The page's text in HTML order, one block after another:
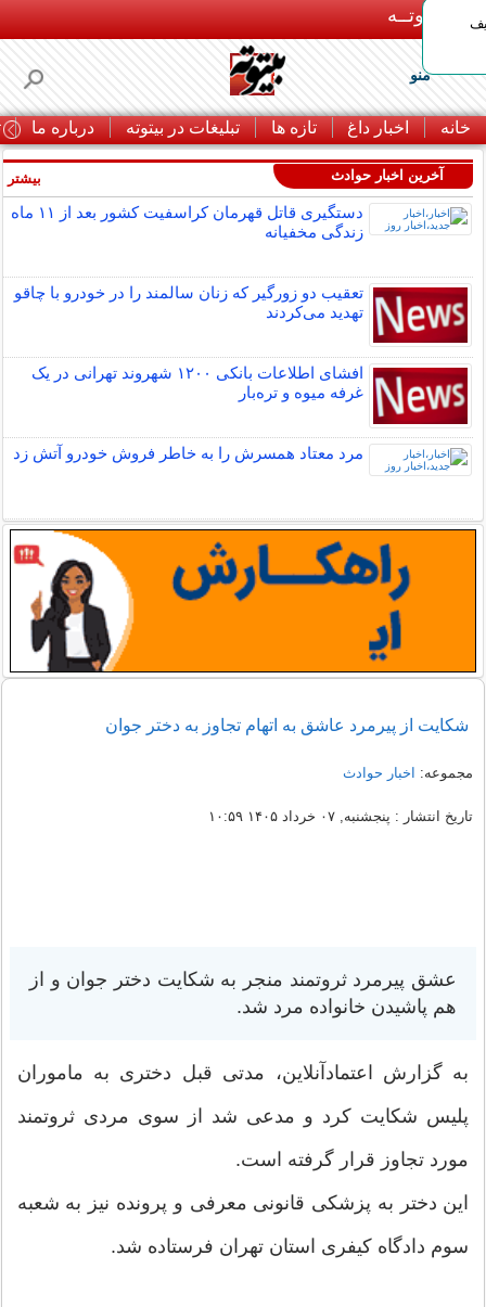
بـیتوتــه
منو
خانه اخبار داغ تازه ها تبلیغات در بیتوته درباره ما
آخرین اخبار حوادث
دستگیری قاتل قهرمان کراسفیت کشور بعد از ۱۱ ماه
زندگی مخفیانه
تعقیب دو زورگیر که زنان سالمند را در خودرو با چاقو
تهدید می‌کردند
افشای اطلاعات بانکی ۱۲۰۰ شهروند تهرانی در یک
غرفه میوه و تره‌بار
مرد معتاد همسرش را به خاطر فروش خودرو آتش زد
بیشتر
شکایت از پیرمرد عاشق به اتهام تجاوز به دختر جوان
مجموعه: اخبار حوادث
تاریخ انتشار : پنجشنبه, ۰۷ خرداد ۱۴۰۵ ۱۰:۵۹
عشق پیرمرد ثروتمند منجر به شکایت دختر جوان و از
هم پاشیدن خانواده مرد شد.
به گزارش اعتماد‌آنلاین، مدتی قبل دختری به ماموران
پلیس شکایت کرد و مدعی شد از سوی مردی ثروتمند
مورد تجاوز قرار گرفته است.
این دختر به پزشکی قانونی معرفی و پرونده نیز به شعبه
سوم دادگاه کیفری استان تهران فرستاده شد.